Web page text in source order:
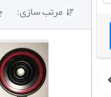
 مرتب سازی: